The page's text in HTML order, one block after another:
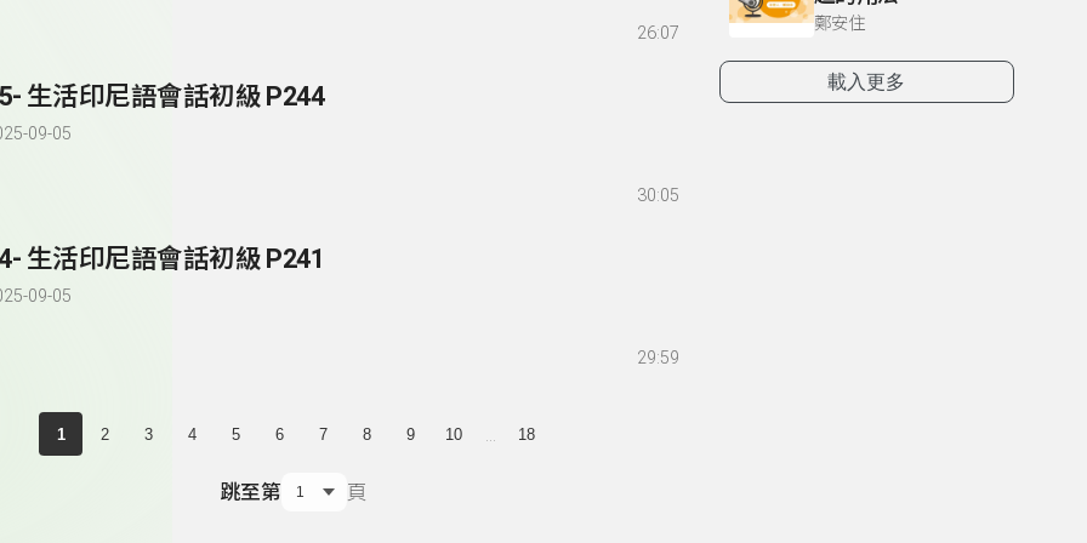
26:07
生活印尼語會話初級 P244
09-05
30:05
生活印尼語會話初級 P241
09-05
29:59
1 2 3 4 5 6 7 8 9 10 18
跳至第 頁
鄭安住
載入更多